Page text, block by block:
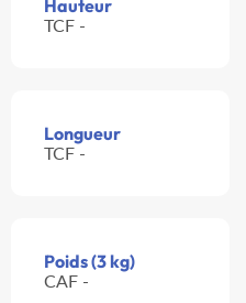
Hauteur
TCF -
Longueur
TCF -
Poids (3 kg)
CAF -